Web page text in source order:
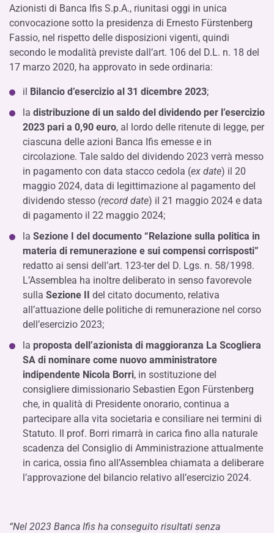
Azionisti di Banca Ifis S.p.A., riunitasi oggi in unica
convocazione sotto la presidenza di Ernesto Fürstenberg
Fassio, nel rispetto delle disposizioni vigenti, quindi
secondo le modalità previste dall’art. 106 del D.L. n. 18 del
17 marzo 2020, ha approvato in sede ordinaria:
il Bilancio d’esercizio al 31 dicembre 2023;
la distribuzione di un saldo del dividendo per l’esercizio
2023 pari a 0,90 euro, al lordo delle ritenute di legge, per
ciascuna delle azioni Banca Ifis emesse e in
circolazione. Tale saldo del dividendo 2023 verrà messo
in pagamento con data stacco cedola (ex date) il 20
maggio 2024, data di legittimazione al pagamento del
dividendo stesso (record date) il 21 maggio 2024 e data
di pagamento il 22 maggio 2024;
la Sezione I del documento “Relazione sulla politica in
materia di remunerazione e sui compensi corrisposti”
redatto ai sensi dell’art. 123-ter del D. Lgs. n. 58/1998.
L’Assemblea ha inoltre deliberato in senso favorevole
sulla Sezione II del citato documento, relativa
all’attuazione delle politiche di remunerazione nel corso
dell’esercizio 2023;
la proposta dell’azionista di maggioranza La Scogliera
SA di nominare come nuovo amministratore
indipendente Nicola Borri, in sostituzione del
consigliere dimissionario Sebastien Egon Fürstenberg
che, in qualità di Presidente onorario, continua a
partecipare alla vita societaria e consiliare nei termini di
Statuto. Il prof. Borri rimarrà in carica fino alla naturale
scadenza del Consiglio di Amministrazione attualmente
in carica, ossia fino all’Assemblea chiamata a deliberare
l’approvazione del bilancio relativo all’esercizio 2024.
“Nel 2023 Banca Ifis ha conseguito risultati senza